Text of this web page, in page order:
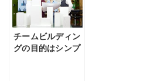
チームビルディン
グの目的はシンプ